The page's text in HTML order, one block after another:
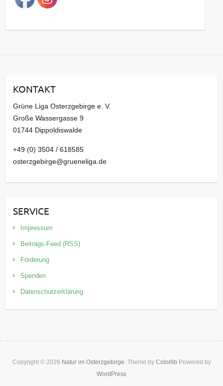
g
a
v
KONTAKT
Grüne Liga Osterzgebirge e. V.
Große Wassergasse 9
01744 Dippoldiswalde
+49 (0) 3504 / 618585
osterzgebirge@grueneliga.de
SERVICE
Impressum
Beitrags-Feed (RSS)
Förderung
Spenden
Datenschutzerklärung
Copyright © 2026 Natur im Osterzgebirge. Theme by Colorlib Powered by
WordPress